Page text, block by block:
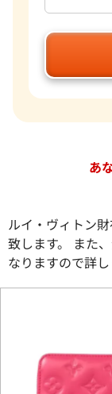
あ
ルイ・ヴィトン
致します。 また
なりますので詳